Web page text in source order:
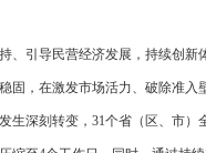
、引导民营经济发展，持续创新
，在激发市场活力、破除准入
深刻转变，31个省（区、市）